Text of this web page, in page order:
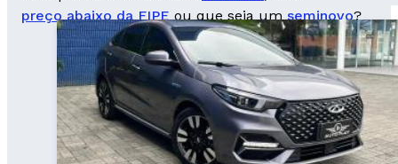
preço abaixo da FIPEou que seja umseminovo?